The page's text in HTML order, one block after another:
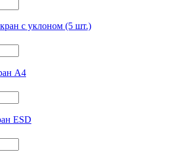
с уклоном (5 шт.)
А4
ESD